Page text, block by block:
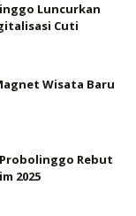
Luncurkan
Cuti
Wisata Baru
Rebut
2025